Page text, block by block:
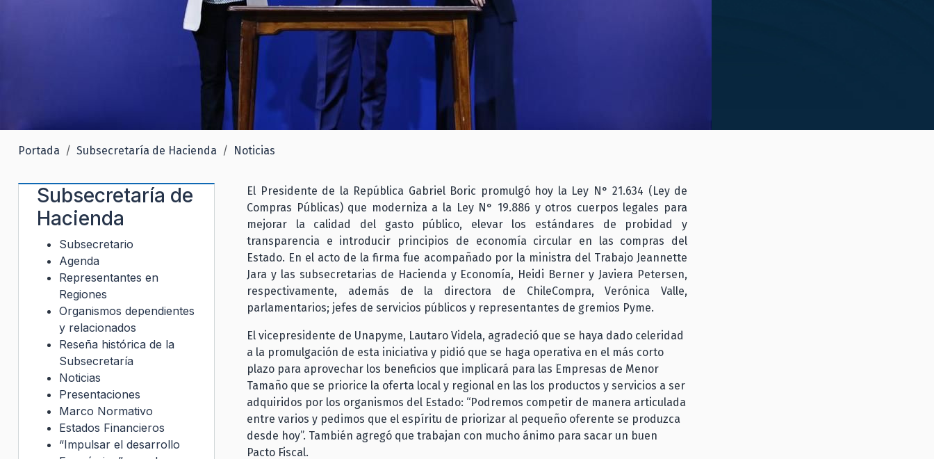
Portada Subsecretaría de Hacienda Noticias
El Presidente de la República Gabriel Boric promulgó hoy la Ley N° 21.634 (Ley de
Compras Públicas) que moderniza a la Ley N° 19.886 y otros cuerpos legales para
mejorar la calidad del gasto público, elevar los estándares de probidad y
transparencia e introducir principios de economía circular en las compras del
Estado. En el acto de la firma fue acompañado por la ministra del Trabajo Jeannette
Jara y las subsecretarias de Hacienda y Economía, Heidi Berner y Javiera Petersen,
respectivamente, además de la directora de ChileCompra, Verónica Valle,
parlamentarios; jefes de servicios públicos y representantes de gremios Pyme.
El vicepresidente de Unapyme, Lautaro Videla, agradeció que se haya dado celeridad
a la promulgación de esta iniciativa y pidió que se haga operativa en el más corto
plazo para aprovechar los beneficios que implicará para las Empresas de Menor
Tamaño que se priorice la oferta local y regional en las los productos y servicios a ser
adquiridos por los organismos del Estado: “Podremos competir de manera articulada
entre varios y pedimos que el espíritu de priorizar al pequeño oferente se produzca
desde hoy”. También agregó que trabajan con mucho ánimo para sacar un buen
Pacto Fiscal.
Subsecretaría de
Hacienda
Subsecretario
Agenda
Representantes en
Regiones
Organismos dependientes
y relacionados
Reseña histórica de la
Subsecretaría
Noticias
Presentaciones
Marco Normativo
Estados Financieros
“Impulsar el desarrollo